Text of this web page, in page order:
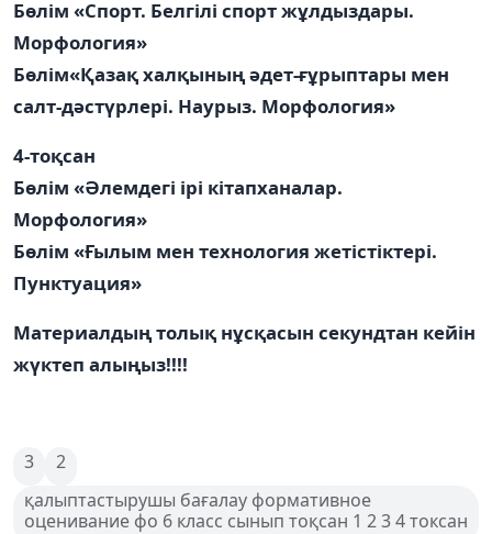
Бөлім «Спорт. Белгілі спорт жұлдыздары.
Морфология»
Бөлім«Қазақ халқының әдет-ғұрыптары мен
салт-дәстүрлері. Наурыз. Морфология»
4-тоқсан
Бөлім «Әлемдегі ірі кітапханалар.
Морфология»
Бөлім «Ғылым мен технология жетістіктері.
Пунктуация»
Материалдың толық нұсқасын секундтан кейін
жүктеп алыңыз!!!!
3
2
қалыптастырушы бағалау формативное
оценивание фо 6 класс сынып тоқсан 1 2 3 4 токсан